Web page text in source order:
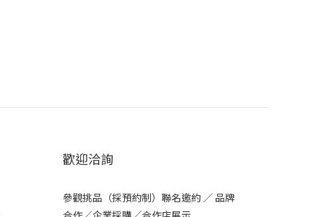
歡迎洽詢
參觀挑品（採預約制）聯名邀約 ／ 品牌